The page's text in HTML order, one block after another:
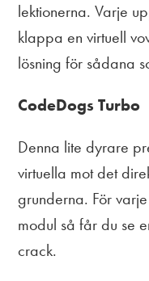
lektionerna. Varje
klappa en virtuell
lösning för sådana
CodeDogs Turbo
Denna lite dyrare
virtuella mot det
grunderna. För
modul så får du se
crack.